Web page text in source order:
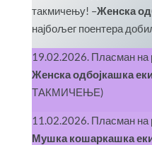
такмичењу! –Женска
најбољег поентера
19.02.2026. Пласман на
Женска одбојкашка
ТАКМИЧЕЊЕ)
11.02.2026. Пласман на
Мушка кошаркашка